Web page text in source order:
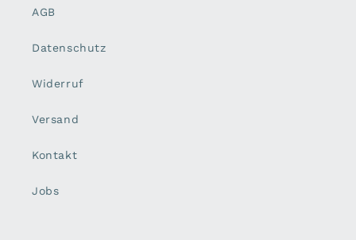
AGB
Datenschutz
Widerruf
Versand
Kontakt
Jobs